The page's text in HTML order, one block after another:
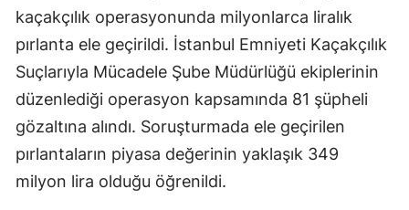
kaçakçılık operasyonunda milyonlarca liralık
pırlanta ele geçirildi. İstanbul Emniyeti Kaçakçılık
Suçlarıyla Mücadele Şube Müdürlüğü ekiplerinin
düzenlediği operasyon kapsamında 81 şüpheli
gözaltına alındı. Soruşturmada ele geçirilen
pırlantaların piyasa değerinin yaklaşık 349
milyon lira olduğu öğrenildi.